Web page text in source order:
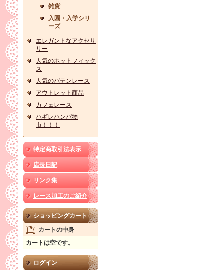
雑貨
入園・入学シリ
ーズ
エレガントなアクセサ
リー
人気のホットフィック
ス
人気のバテンレース
アウトレット商品
カフェレース
ハギレハンパ物
市！！！
特定商取引法表示
店長日記
リンク集
レース加工のご紹介
ショッピングカート
カートの中身
カートは空です。
ログイン